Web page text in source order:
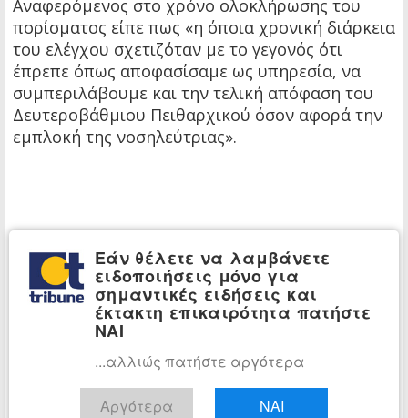
Αναφερόμενος στο χρόνο ολοκλήρωσης του
πορίσματος είπε πως «η όποια χρονική διάρκεια
του ελέγχου σχετιζόταν με το γεγονός ότι
έπρεπε όπως αποφασίσαμε ως υπηρεσία, να
συμπεριλάβουμε και την τελική απόφαση του
Δευτεροβάθμιου Πειθαρχικού όσον αφορά την
εμπλοκή της νοσηλεύτριας».
Εάν θέλετε να λαμβάνετε
ειδοποιήσεις μόνο για
σημαντικές ειδήσεις και
έκτακτη επικαιρότητα πατήστε
ΝΑΙ
...αλλιώς πατήστε αργότερα
Αργότερα ΝΑΙ